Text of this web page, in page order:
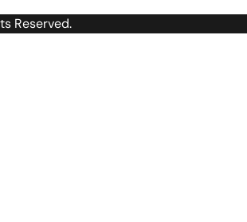
Reserved.